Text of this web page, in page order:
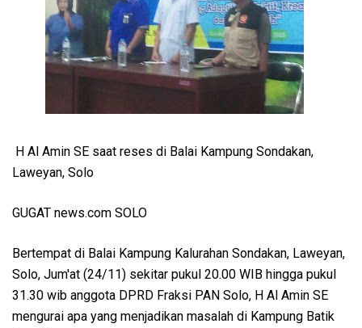
H Al Amin SE saat reses di Balai Kampung Sondakan,
Laweyan, Solo
GUGAT news.com SOLO
Bertempat di Balai Kampung Kalurahan Sondakan, Laweyan,
Solo, Jum'at (24/11) sekitar pukul 20.00 WIB hingga pukul
31.30 wib anggota DPRD Fraksi PAN Solo, H Al Amin SE
mengurai apa yang menjadikan masalah di Kampung Batik